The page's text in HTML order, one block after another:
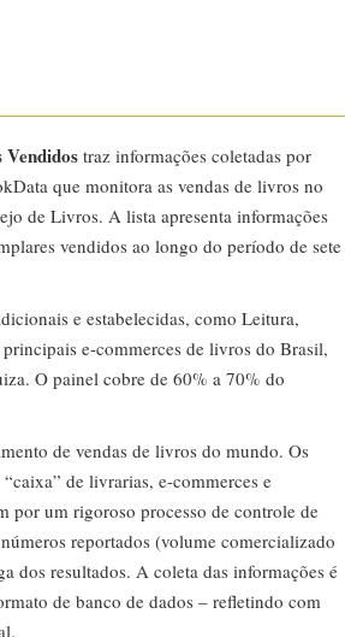
traz informações coletadas por
que monitora as vendas de livros no
de Livros. A lista apresenta informações
vendidos ao longo do período de sete
e estabelecidas, como Leitura,
e-commerces de livros do Brasil,
O painel cobre de 60% a 70% do
de vendas de livros do mundo. Os
de livrarias, e-commerces e
por um rigoroso processo de controle de
reportados (volume comercializado
dos resultados. A coleta das informações é
de banco de dados – refletindo com